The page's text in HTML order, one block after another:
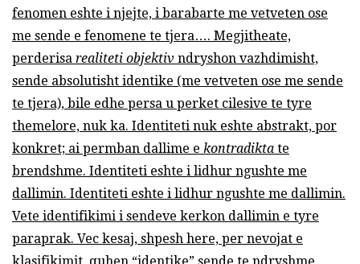
fenomen eshte i njejte, i barabarte me vetveten ose
me sende e fenomene te tjera…. Megjitheate,
perderisa realiteti objektiv ndryshon vazhdimisht,
sende absolutisht identike (me vetveten ose me sende
te tjera), bile edhe persa u perket cilesive te tyre
themelore, nuk ka. Identiteti nuk eshte abstrakt, por
konkret; ai permban dallime e kontradikta te
brendshme. Identiteti eshte i lidhur ngushte me
dallimin. Identiteti eshte i lidhur ngushte me dallimin.
Vete identifikimi i sendeve kerkon dallimin e tyre
paraprak. Vec kesaj, shpesh here, per nevojat e